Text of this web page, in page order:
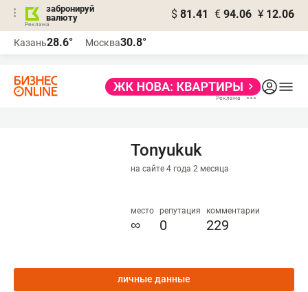
забронируй
валюту
$ 81.41 € 94.06 ¥ 12.06
Казань28.6° Москва30.8°
Tonyukuk
на сайте 4 года 2 месяца
место
∞
репутация
0
комментарии
229
личные данные